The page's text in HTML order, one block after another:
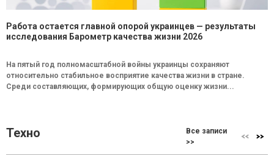
Работа остается главной опорой украинцев — результаты
исследования Барометр качества жизни 2026
На пятый год полномасштабной войны украинцы сохраняют
относительно стабильное восприятие качества жизни в стране.
Среди составляющих, формирующих общую оценку жизни...
Техно
Все записи
>>